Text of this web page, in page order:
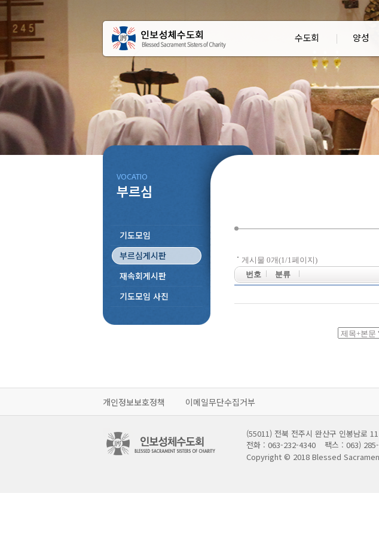
수도회 양성
VOCATIO
부르심
기도모임
부르심게시판
재속회게시판
기도모임 사진
게시물 0개(1/1페이지)
번호
분류
개인정보보호정책 이메일무단수집거부
(55011) 전북 전주시 완산구 인봉남로
전화 : 063-232-4340
팩스 : 063)
Copyright © 2018 Blessed